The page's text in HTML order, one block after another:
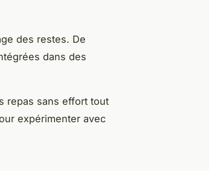
des restes. De
dans des
repas sans effort tout
expérimenter avec